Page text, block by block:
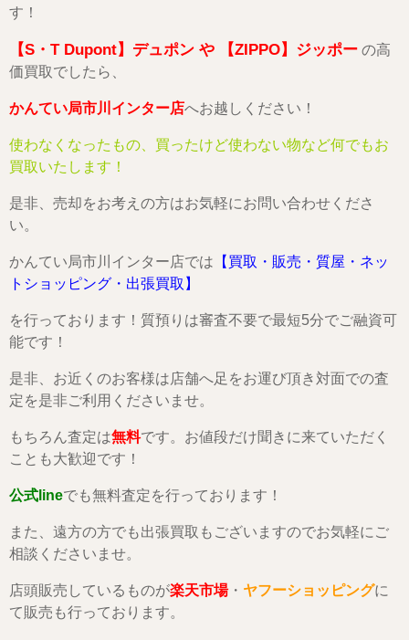
す！
【S・T Dupont】デュポン や 【ZIPPO】ジッポー の高
価買取でしたら、
かんてい局市川インター店へお越しください！
使わなくなったもの、買ったけど使わない物など何でもお
買取いたします！
是非、売却をお考えの方はお気軽にお問い合わせくださ
い。
かんてい局市川インター店では 【買取・販売・質屋・ネッ
トショッピング・出張買取】
を行っております！質預りは審査不要で最短5分でご融資可
能です！
是非、お近くのお客様は店舗へ足をお運び頂き対面での査
定を是非ご利用くださいませ。
もちろん査定は無料です。お値段だけ聞きに来ていただく
ことも大歓迎です！
公式lineでも無料査定を行っております！
また、遠方の方でも出張買取もございますのでお気軽にご
相談くださいませ。
店頭販売しているものが楽天市場・ ヤフーショッピングに
て販売も行っております。